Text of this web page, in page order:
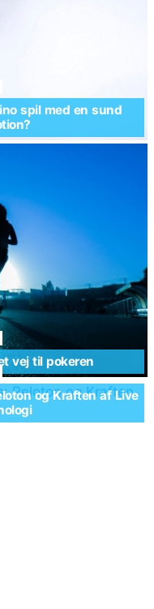
spil med en sund
vej til pokeren
og Kraften af Live